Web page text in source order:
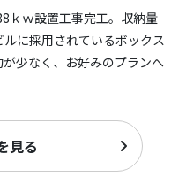
ｋｗ設置工事完工。収納量
に採用されているボックス
少なく、お好みのプランへ
見る